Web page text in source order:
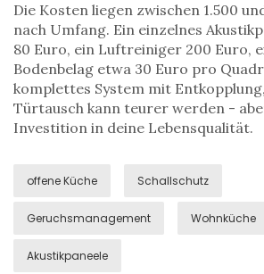
Die Kosten liegen zwischen 1.500
nach Umfang. Ein einzelnes
80 Euro, ein Luftreiniger 200 Euro,
Bodenbelag etwa 30 Euro pro
komplettes System mit
Türtausch kann teurer werden -
Investition in deine Lebensqualität.
offene Küche Schallschutz
Geruchsmanagement Wohnküche
Akustikpaneele